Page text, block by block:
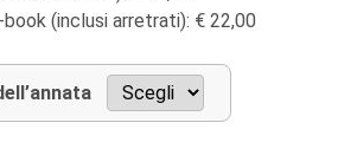
(inclusi arretrati): € 22,00